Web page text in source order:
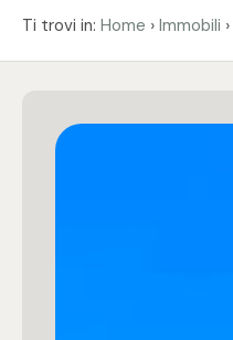
Ti trovi in: Home › Immobili ›
Immobili
I nostri
cantieri
Contratto
Vendita